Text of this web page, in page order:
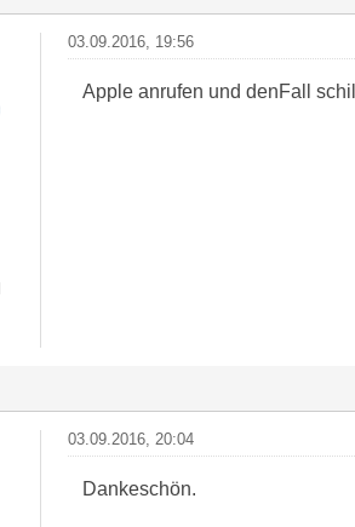
03.09.2016, 19:56
Apple anrufen und denFall
03.09.2016, 20:04
Dankeschön.